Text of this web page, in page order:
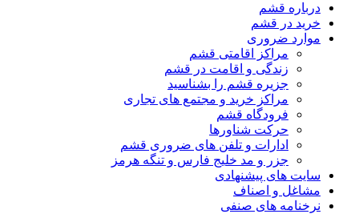
درباره قشم
خرید در قشم
موارد ضروری
مراکز اقامتی قشم
زندگی و اقامت در قشم
جزیره قشم را بشناسید
مراکز خرید و مجتمع های تجاری
فرودگاه قشم
حرکت شناورها
ادارات و تلفن های ضروری قشم
جزر و مد خلیج فارس و تنگه هرمز
سایت های پیشنهادی
مشاغل و اصناف
نرخنامه های صنفی